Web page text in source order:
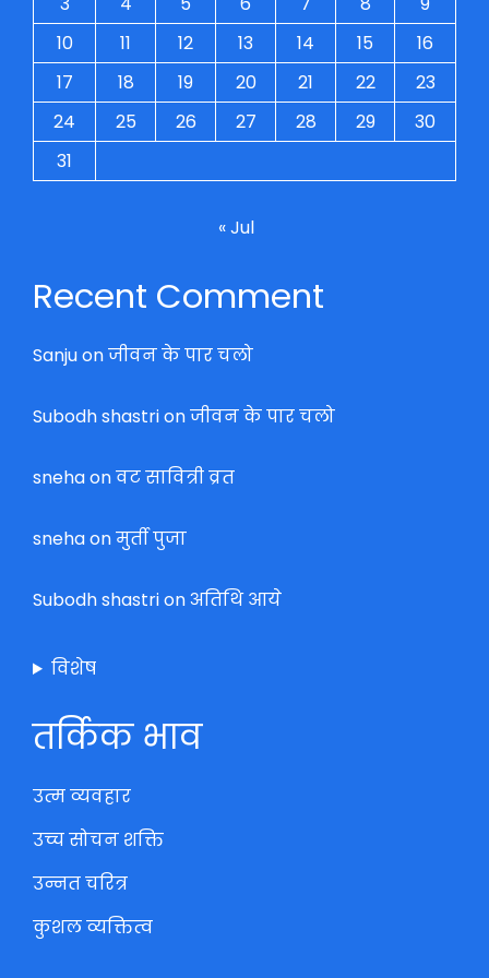
10
11 12 13 14 15
16
17
18 19 20 21 22
23
24
25 26 27 28 29
30
31
« Jul
Recent Comment
Sanjuonजीवन के पार चलो
Subodh shastrionजीवन के पार चलो
snehaonवट सावित्री व्रत
snehaonमुर्ती पुजा
Subodh shastrionअतिथि आये
विशेष
तर्किक भाव
उत्म व्यवहार
उच्च सोचन शक्ति
उन्नत चरित्र
कुशल व्यक्तित्व